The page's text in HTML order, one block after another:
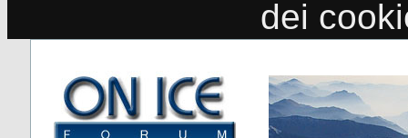
dei